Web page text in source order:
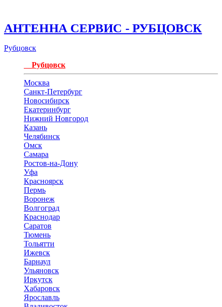
АНТЕННА СЕРВИС - РУБЦОВСК
Рубцовск
Рубцовск
Москва
Санкт-Петербург
Новосибирск
Екатеринбург
Нижний Новгород
Казань
Челябинск
Омск
Самара
Ростов-на-Дону
Уфа
Красноярск
Пермь
Воронеж
Волгоград
Краснодар
Саратов
Тюмень
Тольятти
Ижевск
Барнаул
Ульяновск
Иркутск
Хабаровск
Ярославль